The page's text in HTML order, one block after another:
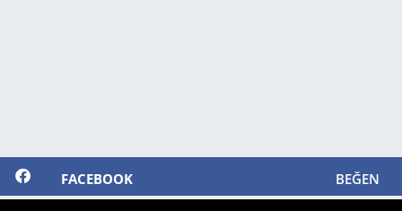
FACEBOOK BEĞEN